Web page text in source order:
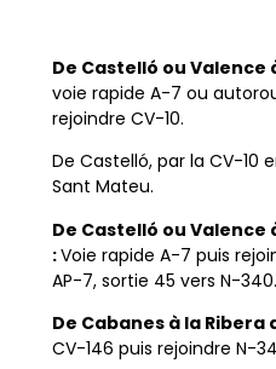
De Castelló ou Valence
voie rapide A-7 ou
rejoindre CV-10.
De Castelló, par la CV-10
Sant Mateu.
De Castelló ou Valence
:Voie rapide A-7 puis
AP-7, sortie 45 vers N-340.
De Cabanes à la Ribera
CV-146 puis rejoindre N-